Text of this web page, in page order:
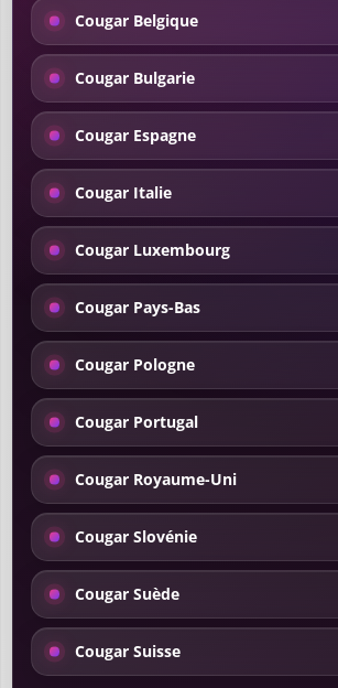
Cougar Belgique
Cougar Bulgarie
Cougar Espagne
Cougar Italie
Cougar Luxembourg
Cougar Pays-Bas
Cougar Pologne
Cougar Portugal
Cougar Royaume-Uni
Cougar Slovénie
Cougar Suède
Cougar Suisse